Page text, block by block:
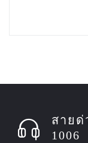
สายด่
1006